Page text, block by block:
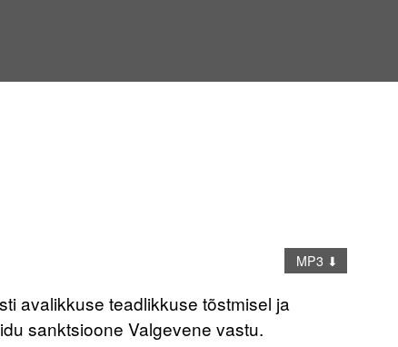
MP3 ⬇
avalikkuse teadlikkuse tõstmisel ja
sanktsioone Valgevene vastu.